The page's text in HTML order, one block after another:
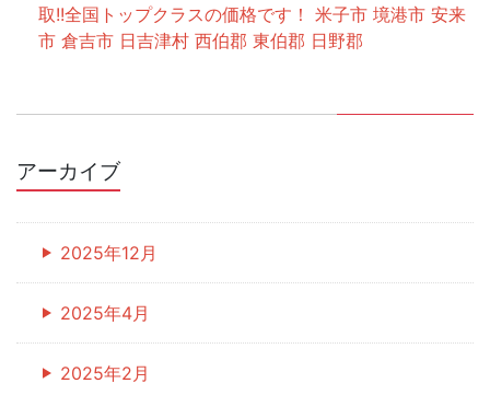
取!!全国トップクラスの価格です！ 米子市 境港市 安来
市 倉吉市 日吉津村 西伯郡 東伯郡 日野郡
アーカイブ
2025年12月
2025年4月
2025年2月